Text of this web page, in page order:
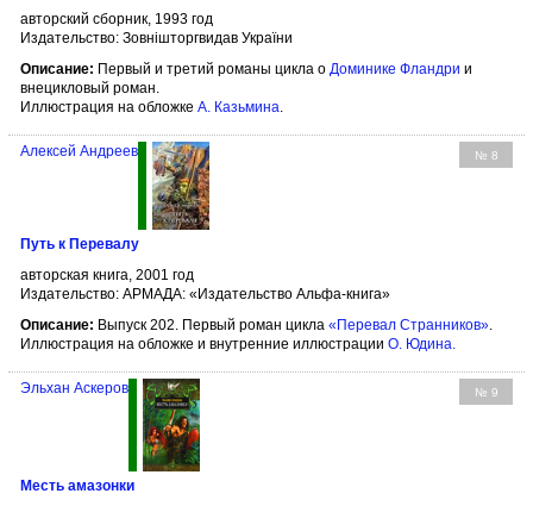
авторский сборник, 1993 год
Издательство: Зовнішторгвидав України
Описание: Первый и третий романы цикла о Доминике Фландри и
внецикловый роман.
Иллюстрация на обложке А. Казьмина.
№ 8
Алексей Андреев
Путь к Перевалу
авторская книга, 2001 год
Издательство: АРМАДА: «Издательство Альфа-книга»
Описание: Выпуск 202. Первый роман цикла «Перевал Странников».
Иллюстрация на обложке и внутренние иллюстрации О. Юдина.
№ 9
Эльхан Аскеров
Месть амазонки